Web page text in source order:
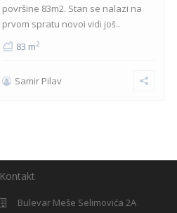
površine 83m2. Stan se nalazi na
prvom spratu novoi vidi još..
83 m2
Samir Pilav
Kontakt
Bulevar Meše Selimovića 2A